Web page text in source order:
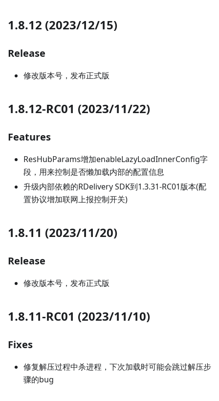
1.8.12 (2023/12/15)
Release
修改版本号，发布正式版
1.8.12-RC01 (2023/11/22)
Features
ResHubParams增加enableLazyLoadInnerConfig字
段，用来控制是否懒加载内部的配置信息
升级内部依赖的RDelivery SDK到1.3.31-RC01版本(配
置协议增加联网上报控制开关)
1.8.11 (2023/11/20)
Release
修改版本号，发布正式版
1.8.11-RC01 (2023/11/10)
Fixes
修复解压过程中杀进程，下次加载时可能会跳过解压步
骤的bug